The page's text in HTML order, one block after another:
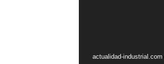
actualidad-industrial.com